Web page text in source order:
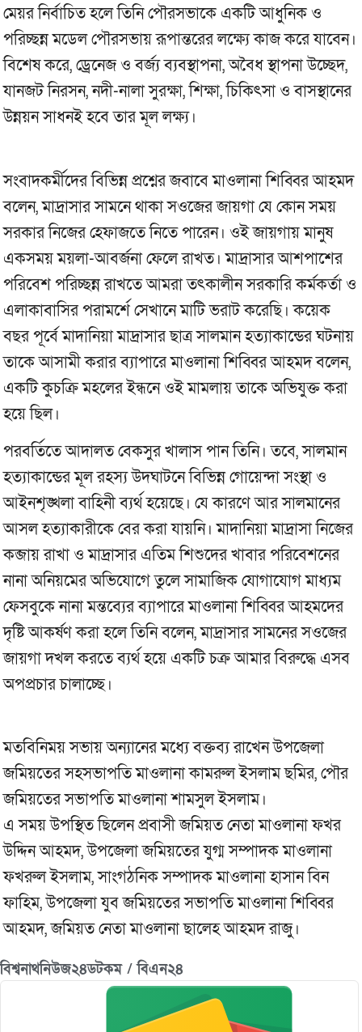
মেয়র নির্বাচিত হলে তিনি পৌরসভাকে একটি আধুনিক ও
পরিচ্ছন্ন মডেল পৌরসভায় রূপান্তরের লক্ষ্যে কাজ করে যাবেন।
বিশেষ করে, ড্রেনেজ ও বর্জ্য ব্যবস্থাপনা, অবৈধ স্থাপনা উচ্ছেদ,
যানজট নিরসন, নদী-নালা সুরক্ষা, শিক্ষা, চিকিৎসা ও বাসস্থানের
উন্নয়ন সাধনই হবে তার মূল লক্ষ্য।
সংবাদকর্মীদের বিভিন্ন প্রশ্নের জবাবে মাওলানা শিব্বির আহমদ
বলেন, মাদ্রাসার সামনে থাকা সওজের জায়গা যে কোন সময়
সরকার নিজের হেফাজতে নিতে পারেন। ওই জায়গায় মানুষ
একসময় ময়লা-আবর্জনা ফেলে রাখত। মাদ্রাসার আশপাশের
পরিবেশ পরিচ্ছন্ন রাখতে আমরা তৎকালীন সরকারি কর্মকর্তা ও
এলাকাবাসির পরামর্শে সেখানে মাটি ভরাট করেছি। কয়েক
বছর পূর্বে মাদানিয়া মাদ্রাসার ছাত্র সালমান হত্যাকান্ডের ঘটনায়
তাকে আসামী করার ব্যাপারে মাওলানা শিব্বির আহমদ বলেন,
একটি কুচক্রি মহলের ইন্ধনে ওই মামলায় তাকে অভিযুক্ত করা
হয়ে ছিল।
পরবর্তিতে আদালত বেকসুর খালাস পান তিনি। তবে, সালমান
হত্যাকান্ডের মূল রহস্য উদঘাটনে বিভিন্ন গোয়েন্দা সংস্থা ও
আইনশৃঙ্খলা বাহিনী ব্যর্থ হয়েছে। যে কারণে আর সালমানের
আসল হত্যাকারীকে বের করা যায়নি। মাদানিয়া মাদ্রাসা নিজের
কব্জায় রাখা ও মাদ্রাসার এতিম শিশুদের খাবার পরিবেশনের
নানা অনিয়মের অভিযোগে তুলে সামাজিক যোগাযোগ মাধ্যম
ফেসবুকে নানা মন্তব্যের ব্যাপারে মাওলানা শিব্বির আহমদের
দৃষ্টি আকর্ষণ করা হলে তিনি বলেন, মাদ্রাসার সামনের সওজের
জায়গা দখল করতে ব্যর্থ হয়ে একটি চক্র আমার বিরুদ্ধে এসব
অপপ্রচার চালাচ্ছে।
মতবিনিময় সভায় অন্যানের মধ্যে বক্তব্য রাখেন উপজেলা
জমিয়তের সহসভাপতি মাওলানা কামরুল ইসলাম ছমির, পৌর
জমিয়তের সভাপতি মাওলানা শামসুল ইসলাম।
এ সময় উপস্থিত ছিলেন প্রবাসী জমিয়ত নেতা মাওলানা ফখর
উদ্দিন আহমদ, উপজেলা জমিয়তের যুগ্ম সম্পাদক মাওলানা
ফখরুল ইসলাম, সাংগঠনিক সম্পাদক মাওলানা হাসান বিন
ফাহিম, উপজেলা যুব জমিয়তের সভাপতি মাওলানা শিব্বির
আহমদ, জমিয়ত নেতা মাওলানা ছালেহ আহমদ রাজু।
বিশ্বনাথনিউজ২৪ডটকম / বিএন২৪